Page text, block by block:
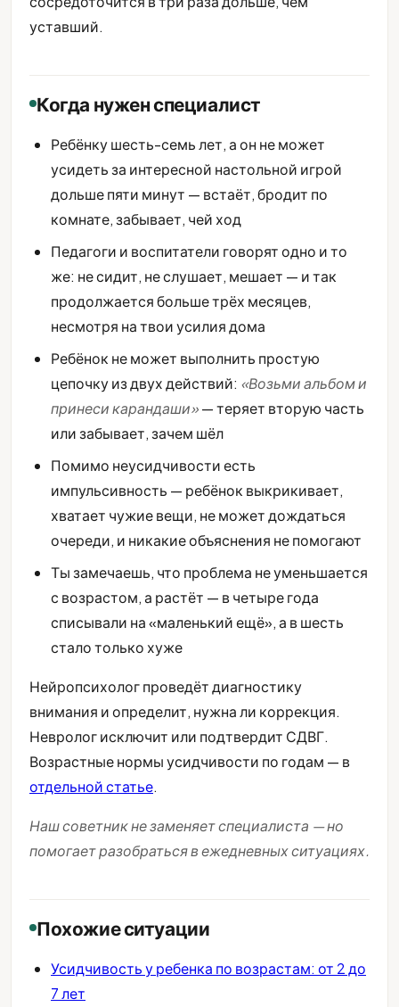
уставший.
Когда нужен специалист
Ребёнку шесть-семь лет, а он не может
усидеть за интересной настольной игрой
дольше пяти минут — встаёт, бродит по
комнате, забывает, чей ход
Педагоги и воспитатели говорят одно и то
же: не сидит, не слушает, мешает — и так
продолжается больше трёх месяцев,
несмотря на твои усилия дома
Ребёнок не может выполнить простую
цепочку из двух действий: «Возьми альбом и
принеси карандаши»— теряет вторую часть
или забывает, зачем шёл
Помимо неусидчивости есть
импульсивность — ребёнок выкрикивает,
хватает чужие вещи, не может дождаться
очереди, и никакие объяснения не помогают
Ты замечаешь, что проблема не уменьшается
с возрастом, а растёт — в четыре года
списывали на «маленький ещё», а в шесть
стало только хуже
Нейропсихолог проведёт диагностику
внимания и определит, нужна ли коррекция.
Невролог исключит или подтвердит СДВГ.
Возрастные нормы усидчивости по годам — в
отдельной статье.
Наш советник не заменяет специалиста — но
помогает разобраться в ежедневных ситуациях.
Похожие ситуации
Усидчивость у ребенка по возрастам: от 2 до
7 лет